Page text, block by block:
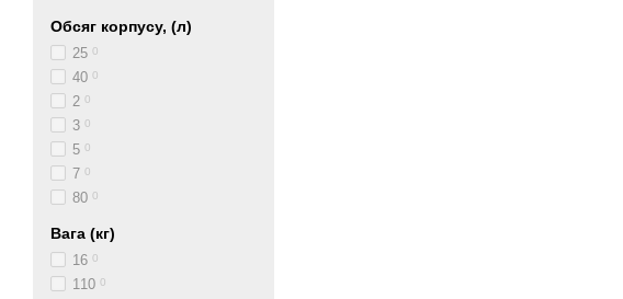
Обсяг корпусу, (л)
25 0
40 0
2 0
3 0
5 0
7 0
80 0
Вага (кг)
16 0
110 0